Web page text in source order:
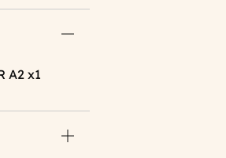
A2 x1